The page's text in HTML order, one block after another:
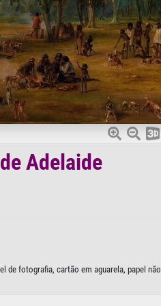
Adelaide
de fotografia, cartão em aguarela, papel não